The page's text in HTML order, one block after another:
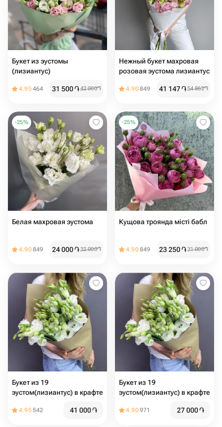
Букет из эустомы
(лизиантус)
4.95464 31 500֏42 000֏
Нежный букет махровая
розовая эустома лизиантус
4.90849 41 147֏54 862֏
-25%
Белая махровая эустома
4.90849 24 000֏32 000֏
-25%
Кущова троянда місті бабл
4.90849 23 250֏31 000֏
Букет из 19
эустом(лизиантус) в крафте
4.95542 41 000֏
Букет из 19
эустом(лизиантус) в крафте
4.90971 27 000֏